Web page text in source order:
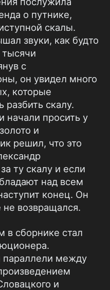
о путнике,
скалы.
звуки, как будто
тысячи
с
он увидел много
которые
разбить скалу.
начали просить у
и
решил, что это
ту скалу и если
над всем
конец. Он
возвращался.
в сборнике стал
параллели между
и